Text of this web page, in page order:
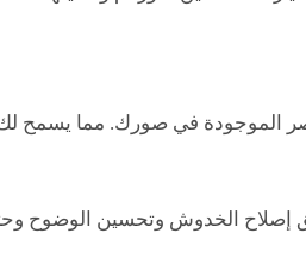
الموجودة في صورك. مما يسمح
إصلاح الخدوش وتحسين الوضوح